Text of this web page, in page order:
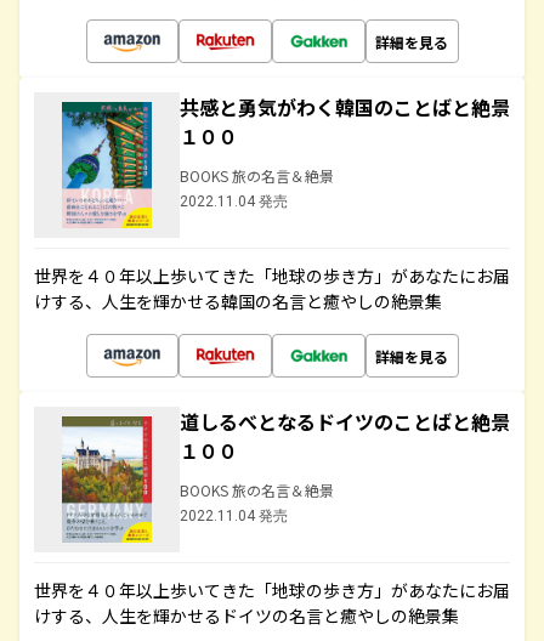
詳細を見る
共感と勇気がわく韓国のことばと絶景
１００
BOOKS 旅の名言＆絶景
2022.11.04 発売
世界を４０年以上歩いてきた「地球の歩き方」があなたにお届
けする、人生を輝かせる韓国の名言と癒やしの絶景集
詳細を見る
道しるべとなるドイツのことばと絶景
１００
BOOKS 旅の名言＆絶景
2022.11.04 発売
世界を４０年以上歩いてきた「地球の歩き方」があなたにお届
けする、人生を輝かせるドイツの名言と癒やしの絶景集